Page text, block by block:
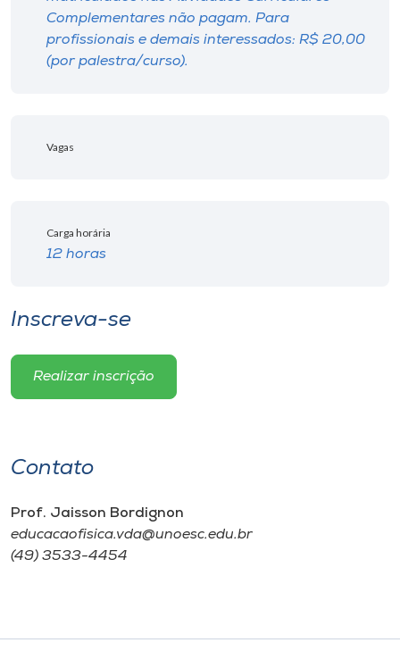
Complementares não pagam. Para
profissionais e demais interessados: R$ 20,00
(por palestra/curso).
Vagas
Carga horária
12 horas
Inscreva-se
Realizar inscrição
Contato
Prof. Jaisson Bordignon
educacaofisica.vda@unoesc.edu.br
(49) 3533-4454